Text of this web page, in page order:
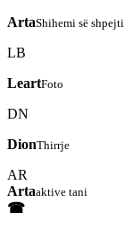
ArtaShihemi së shpejti
LB
LeartFoto
DN
DionThirrje
AR
Artaaktive tani
☎